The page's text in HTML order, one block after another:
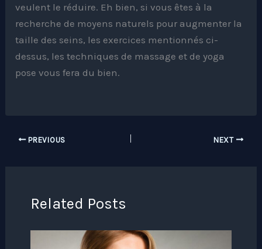
veulent le réduire. Eh bien, si vous êtes à la
recherche de moyens naturels pour augmenter la
taille des seins, les exercices mentionnés ci-
dessus, les techniques de massage et de yoga
pose vous fera du bien.
PREVIOUS NEXT
Related Posts